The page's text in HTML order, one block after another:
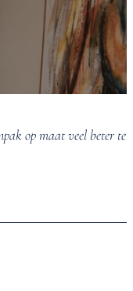
op maat veel beter te